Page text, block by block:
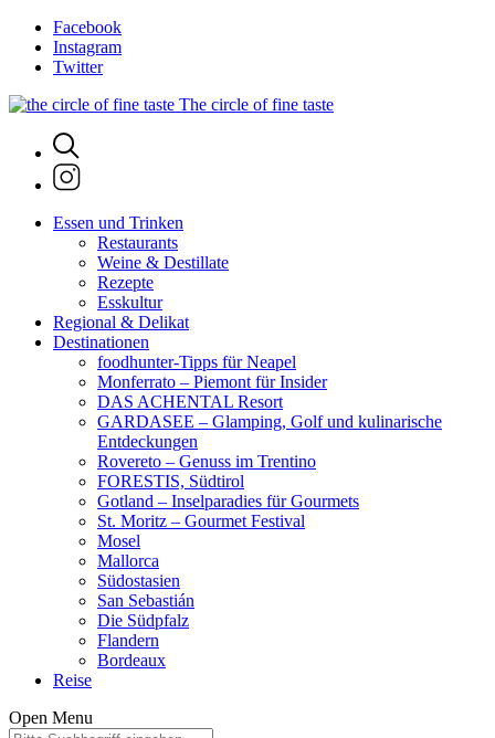
Facebook
Instagram
Twitter
The circle of fine taste
Essen und Trinken
Restaurants
Weine & Destillate
Rezepte
Esskultur
Regional & Delikat
Destinationen
foodhunter-Tipps für Neapel
Monferrato – Piemont für Insider
DAS ACHENTAL Resort
GARDASEE – Glamping, Golf und kulinarische
Entdeckungen
Rovereto – Genuss im Trentino
FORESTIS, Südtirol
Gotland – Inselparadies für Gourmets
St. Moritz – Gourmet Festival
Mosel
Mallorca
Südostasien
San Sebastián
Die Südpfalz
Flandern
Bordeaux
Reise
Open Menu